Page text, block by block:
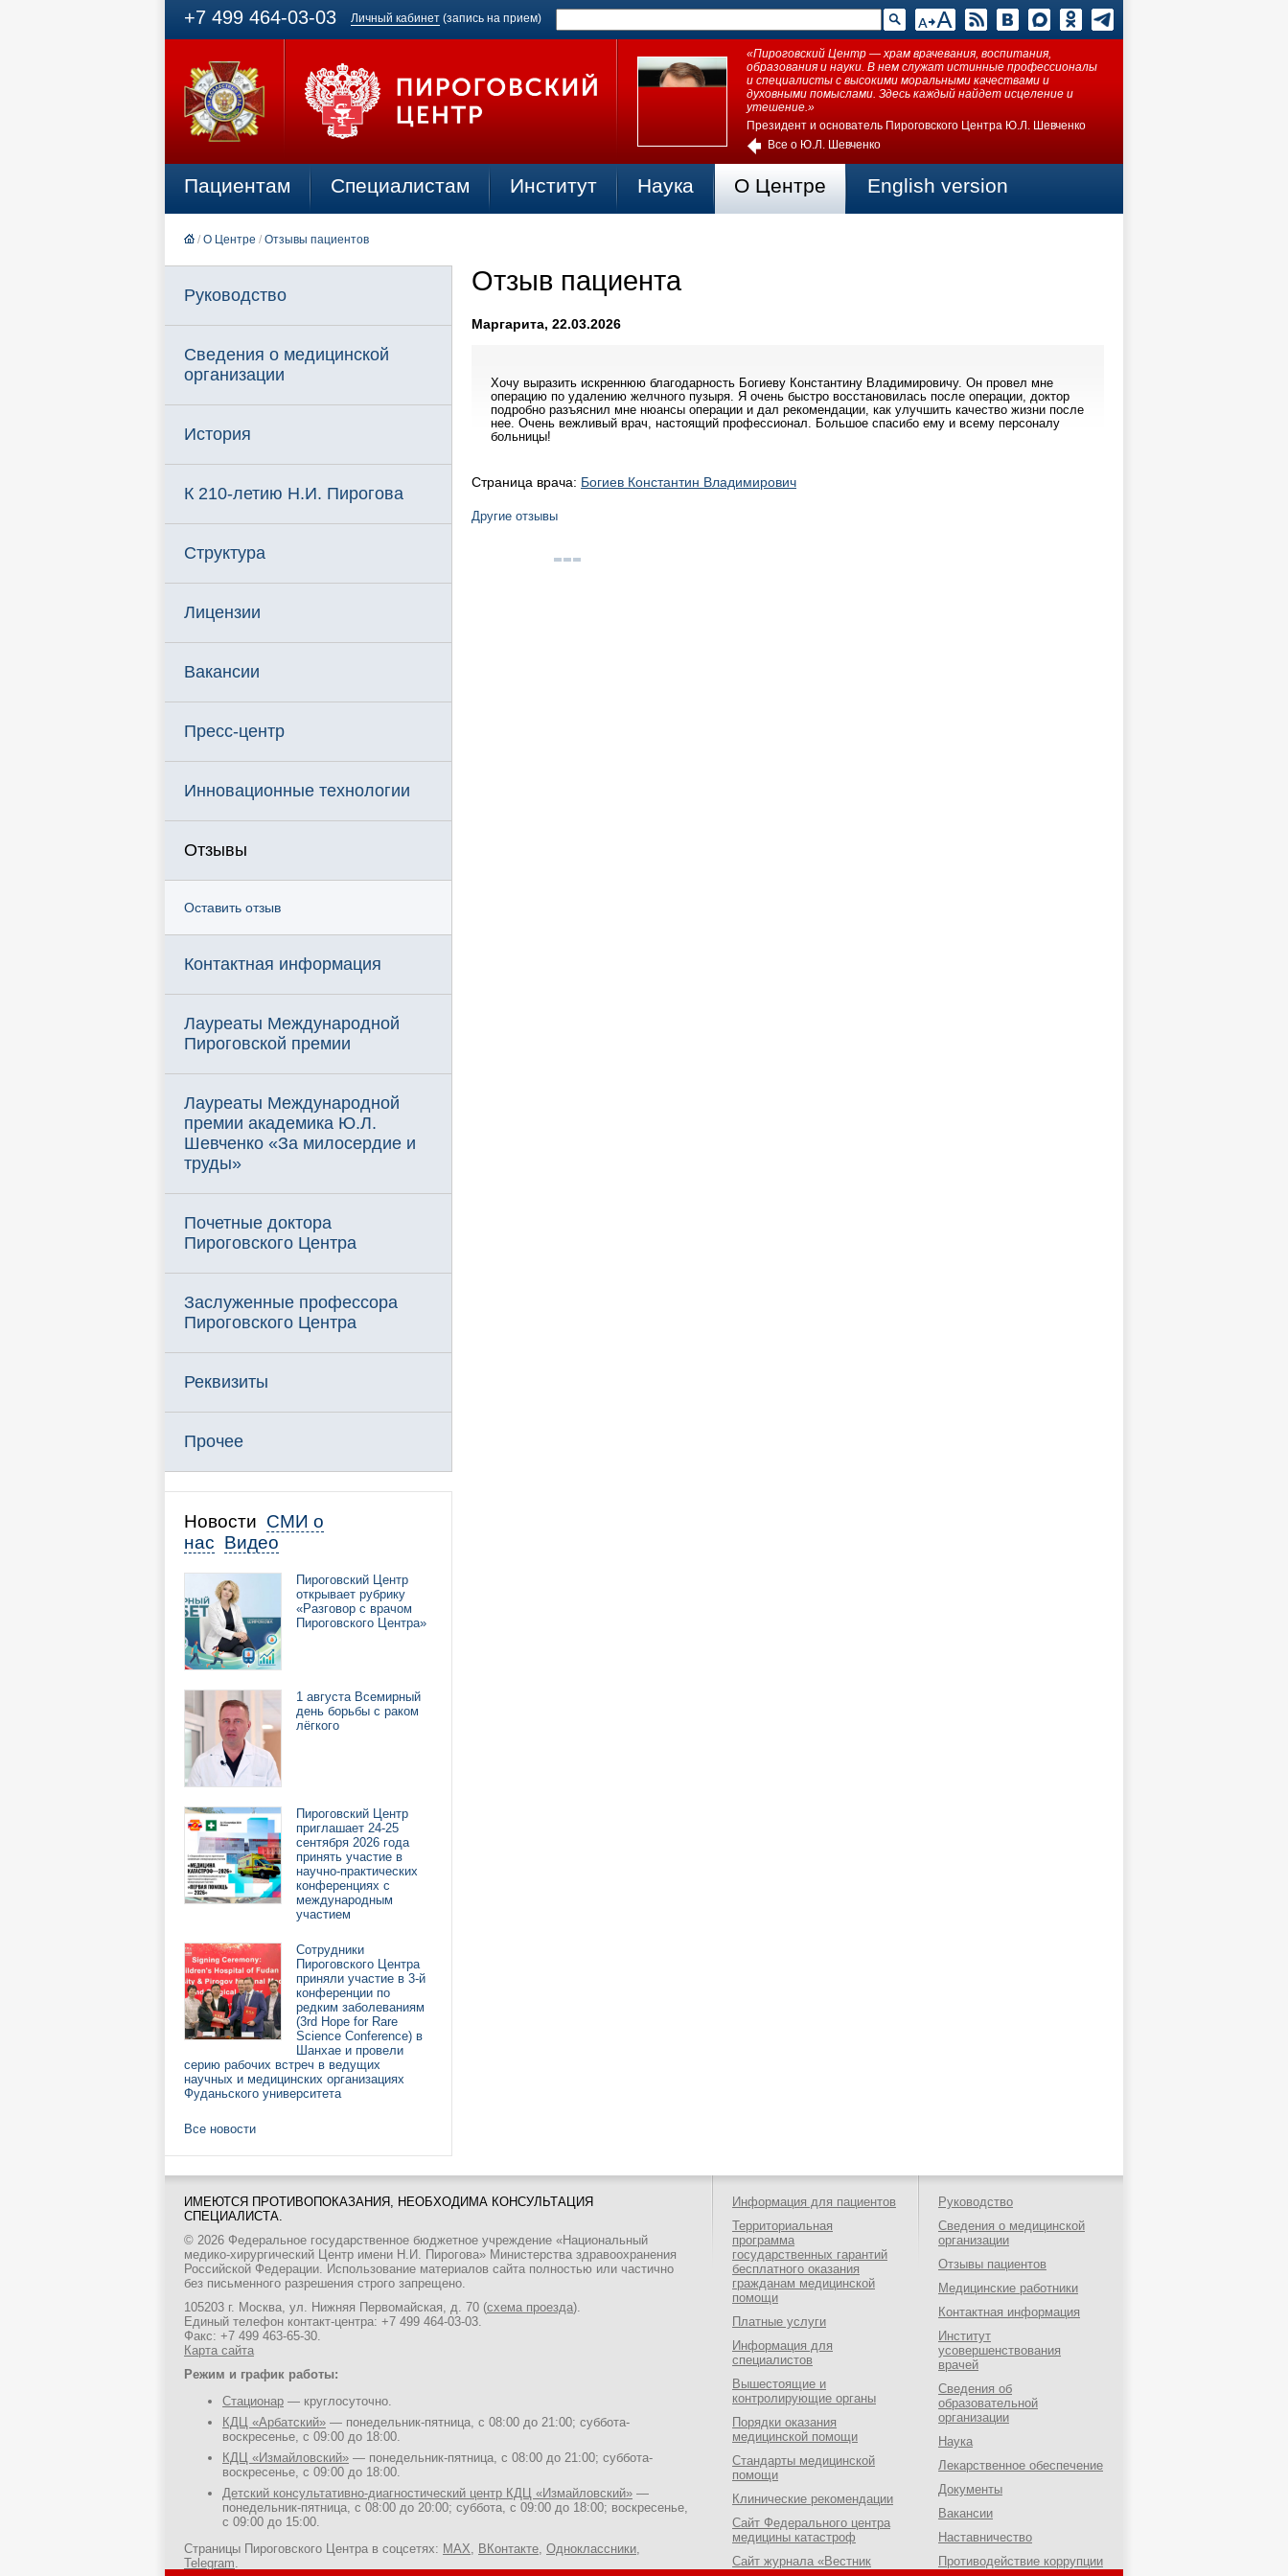
+7 499 464-03-03 Личный кабинет (запись на прием)
«Пироговский Центр — храм врачевания, воспитания,
образования и науки. В нем служат истинные профессионалы
и специалисты с высокими моральными качествами и
духовными помыслами. Здесь каждый найдет исцеление и
утешение.»
Президент и основатель Пироговского Центра Ю.Л. Шевченко
Все о Ю.Л. Шевченко
Пациентам Специалистам Институт Наука О Центре English version
/ О Центре / Отзывы пациентов
Руководство
Сведения о медицинской
организации
История
К 210-летию Н.И. Пирогова
Структура
Лицензии
Вакансии
Пресс-центр
Инновационные технологии
Отзывы
Оставить отзыв
Контактная информация
Лауреаты Международной
Пироговской премии
Лауреаты Международной
премии академика Ю.Л.
Шевченко «За милосердие и
труды»
Почетные доктора
Пироговского Центра
Заслуженные профессора
Пироговского Центра
Реквизиты
Прочее
Новости СМИ о
нас Видео
Пироговский Центр
открывает рубрику
«Разговор с врачом
Пироговского Центра»
1 августа Всемирный
день борьбы с раком
лёгкого
Пироговский Центр
приглашает 24-25
сентября 2026 года
принять участие в
научно-практических
конференциях с
международным
участием
Сотрудники
Пироговского Центра
приняли участие в 3-й
конференции по
редким заболеваниям
(3rd Hope for Rare
Science Conference) в
Шанхае и провели
серию рабочих встреч в ведущих
научных и медицинских организациях
Фуданьского университета
Все новости
Отзыв пациента
Маргарита, 22.03.2026
Хочу выразить искреннюю благодарность Богиеву Константину Владимировичу. Он провел мне
операцию по удалению желчного пузыря. Я очень быстро восстановилась после операции, доктор
подробно разъяснил мне нюансы операции и дал рекомендации, как улучшить качество жизни после
нее. Очень вежливый врач, настоящий профессионал. Большое спасибо ему и всему персоналу
больницы!
Страница врача: Богиев Константин Владимирович
Другие отзывы
ИМЕЮТСЯ ПРОТИВОПОКАЗАНИЯ, НЕОБХОДИМА КОНСУЛЬТАЦИЯ
СПЕЦИАЛИСТА.
© 2026 Федеральное государственное бюджетное учреждение «Национальный
медико-хирургический Центр имени Н.И. Пирогова» Министерства здравоохранения
Российской Федерации. Использование материалов сайта полностью или частично
без письменного разрешения строго запрещено.
105203 г. Москва, ул. Нижняя Первомайская, д. 70 (схема проезда).
Единый телефон контакт-центра: +7 499 464-03-03.
Факс: +7 499 463-65-30.
Карта сайта
Режим и график работы:
Стационар — круглосуточно.
КДЦ «Арбатский» — понедельник-пятница, с 08:00 до 21:00; суббота-
воскресенье, с 09:00 до 18:00.
КДЦ «Измайловский» — понедельник-пятница, с 08:00 до 21:00; суббота-
воскресенье, с 09:00 до 18:00.
Детский консультативно-диагностический центр КДЦ «Измайловский» —
понедельник-пятница, с 08:00 до 20:00; суббота, с 09:00 до 18:00; воскресенье,
с 09:00 до 15:00.
Страницы Пироговского Центра в соцсетях: MAX ВКонтакте Одноклассники
Telegram
Информация для пациентов
Территориальная
программа
государственных гарантий
бесплатного оказания
гражданам медицинской
помощи
Платные услуги
Информация для
специалистов
Вышестоящие и
контролирующие органы
Порядки оказания
медицинской помощи
Стандарты медицинской
помощи
Клинические рекомендации
Сайт Федерального центра
медицины катастроф
Сайт журнала «Вестник
Руководство
Сведения о медицинской
организации
Отзывы пациентов
Медицинские работники
Контактная информация
Институт
усовершенствования
врачей
Сведения об
образовательной
организации
Наука
Лекарственное обеспечение
Документы
Вакансии
Наставничество
Противодействие коррупции